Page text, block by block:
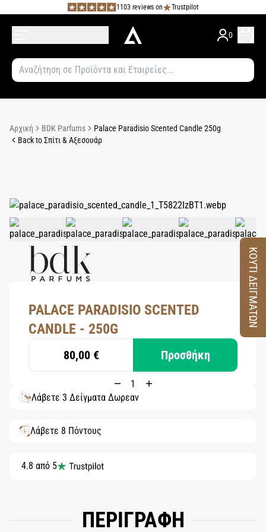
1103 reviews on Trustpilot
0
Αρχική BDK Parfums
Palace Paradisio Scented Candle 250g
Back to Σπίτι & Αξεσουάρ
PALACE PARADISIO SCENTED
CANDLE - 250G
80,00 € Προσθήκη
Λάβετε 3 Δείγματα Δωρεάν
Λάβετε 8 Πόντους
4.8 από 5
ΠΕΡΙΓΡΑΦΗ
ΚΟΥΤΙ ΔΕΙΓΜΑΤΩΝ